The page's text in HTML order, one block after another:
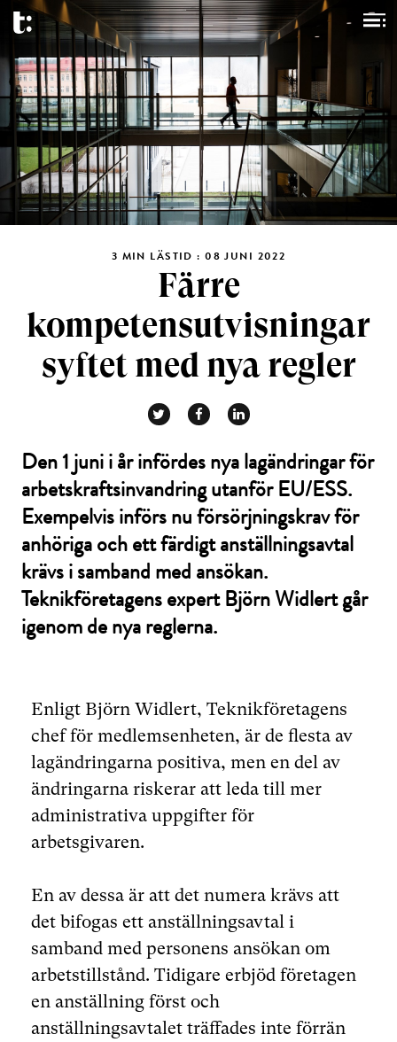
3 MIN LÄSTID : 08 JUNI 2022
Färre
kompetensutvisningar
syftet med nya regler
Den 1 juni i år infördes nya lagändringar för
arbetskraftsinvandring utanför EU/ESS.
Exempelvis införs nu försörjningskrav för
anhöriga och ett färdigt anställningsavtal
krävs i samband med ansökan.
Teknikföretagens expert Björn Widlert går
igenom de nya reglerna.
Enligt Björn Widlert, Teknikföretagens
chef för medlemsenheten, är de flesta av
lagändringarna positiva, men en del av
ändringarna riskerar att leda till mer
administrativa uppgifter för
arbetsgivaren.
En av dessa är att det numera krävs att
det bifogas ett anställningsavtal i
samband med personens ansökan om
arbetstillstånd. Tidigare erbjöd företagen
en anställning först och
anställningsavtalet träffades inte förrän